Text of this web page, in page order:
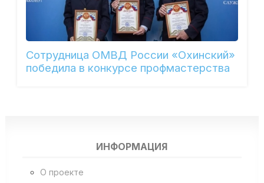
Сотрудница ОМВД России «Охинский»
победила в конкурсе профмастерства
ИНФОРМАЦИЯ
О проекте